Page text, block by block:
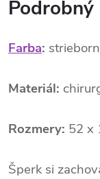
Farba:
Materiál:
Rozmery: 52 x
Šperk si